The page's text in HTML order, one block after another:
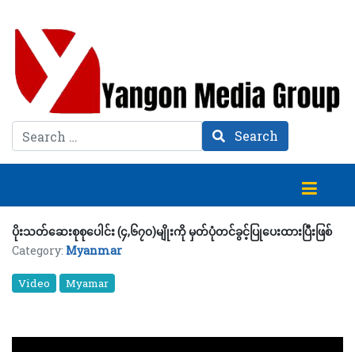
Search Search
ပိုးသတ်ဆေးစုစုပေါင်း (၄,၆၇၀)မျိုးကို မှတ်ပုံတင်ခွင့်ပြုပေးထားပြီးဖြစ်
Category: Myanmar
Video Myamar